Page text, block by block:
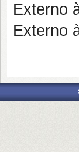
Externo
Externo